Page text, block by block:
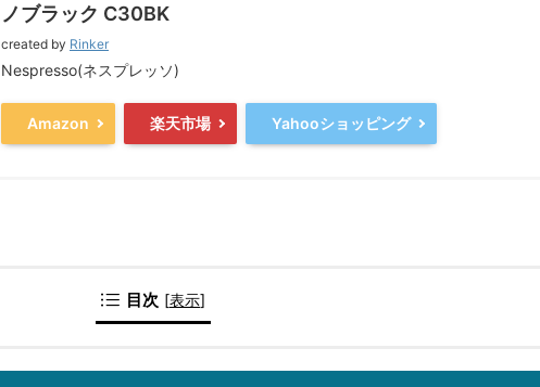
ノブラック C30BK
created by Rinker
Nespresso(ネスプレッソ)
Amazon 楽天市場 Yahooショッピング
目次 [表示]